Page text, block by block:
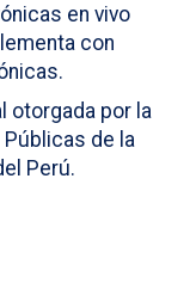
en vivo
con
otorgada por la
de la
Perú.